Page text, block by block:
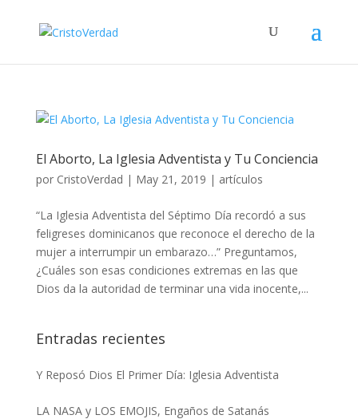
El Aborto, La Iglesia Adventista y Tu Conciencia
por CristoVerdad | May 21, 2019 | artículos
“La Iglesia Adventista del Séptimo Día recordó a sus
feligreses dominicanos que reconoce el derecho de la
mujer a interrumpir un embarazo…” Preguntamos,
¿Cuáles son esas condiciones extremas en las que
Dios da la autoridad de terminar una vida inocente,...
Entradas recientes
Y Reposó Dios El Primer Día: Iglesia Adventista
LA NASA y LOS EMOJIS, Engaños de Satanás